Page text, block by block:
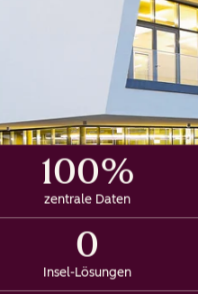
100%
zentrale Daten
0
Insel-Lösungen